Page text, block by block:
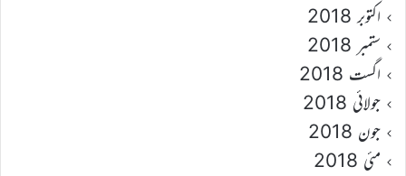
اکتوبر 2018
ستمبر 2018
اگست 2018
جولائی 2018
جون 2018
مئی 2018